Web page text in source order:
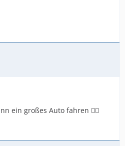
ein großes Auto fahren 🤷‍♀️